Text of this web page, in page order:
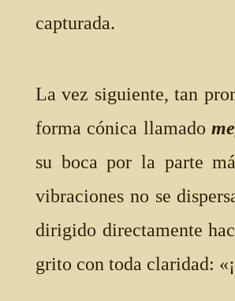
capturada.
La vez siguiente, tan
forma cónica llamado
su boca por la parte
vibraciones no se
dirigido directamente
grito con toda claridad: